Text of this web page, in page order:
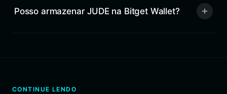
Posso armazenar JUDE na Bitget Wallet?
CONTINUE LENDO